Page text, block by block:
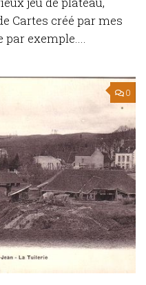
Cartes créé par mes
exemple....
0